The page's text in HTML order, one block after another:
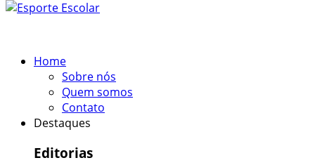
Home
Sobre nós
Quem somos
Contato
Destaques
Editorias